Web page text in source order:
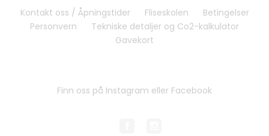
Kontakt oss / Åpningstider Fliseskolen
Betingelser
Personvern
Tekniske detaljer og Co2-kalkulator
Gavekort
Finn oss på Instagram eller Facebook